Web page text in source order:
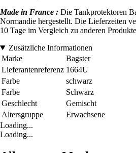
Made in France : Die Tankprotektoren
Normandie hergestellt. Die Lieferzeiten
10 Tage im Vergleich zu anderen
Zusätzliche Informationen
Marke
Bagster
Lieferantenreferenz 1664U
Farbe
schwarz
Farbe
Schwarz
Geschlecht
Gemischt
Altersgruppe
Erwachsene
Loading...
Loading...